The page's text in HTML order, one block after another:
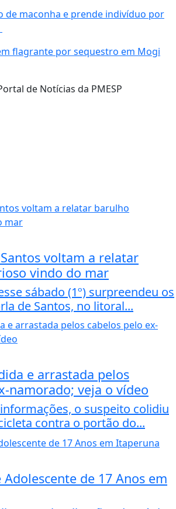
de maconha e prende indivíduo por
flagrante por sequestro em Mogi
de Notícias da PMESP
voltam a relatar
vindo do mar
sábado (1º) surpreendeu os
de Santos, no litoral...
e arrastada pelos
namorado; veja o vídeo
o suspeito colidiu
contra o portão do...
Adolescente de 17 Anos em